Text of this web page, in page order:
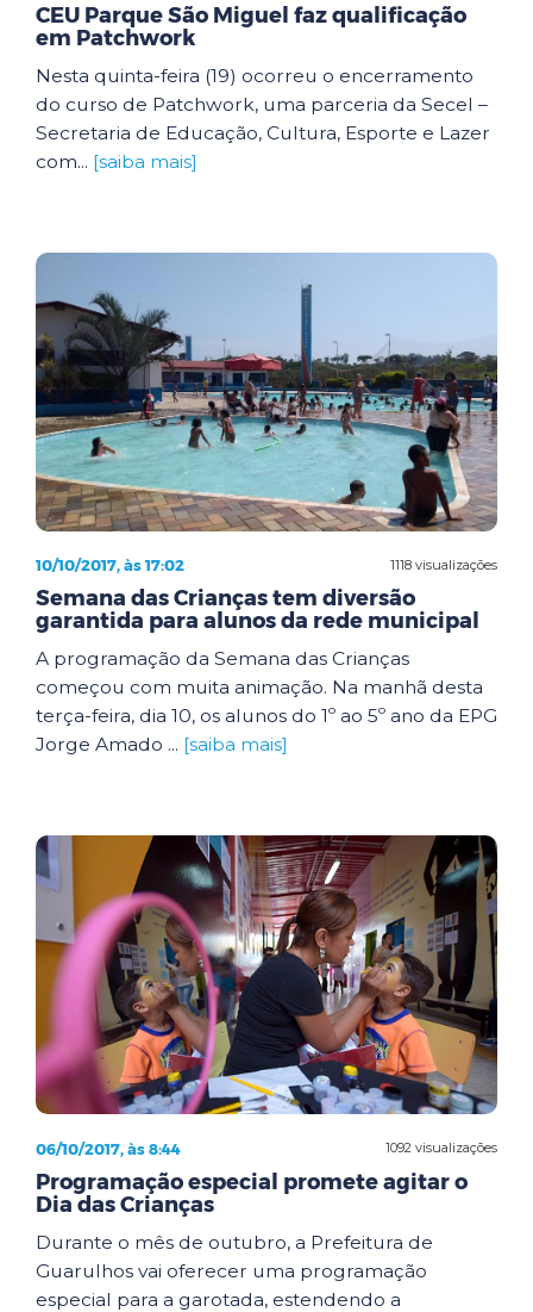
CEU Parque São Miguel faz qualificação
em Patchwork
Nesta quinta-feira (19) ocorreu o encerramento
do curso de Patchwork, uma parceria da Secel –
Secretaria de Educação, Cultura, Esporte e Lazer
com... [saiba mais]
1118 visualizações
10/10/2017, às 17:02
Semana das Crianças tem diversão
garantida para alunos da rede municipal
A programação da Semana das Crianças
começou com muita animação. Na manhã desta
terça-feira, dia 10, os alunos do 1º ao 5º ano da EPG
Jorge Amado ... [saiba mais]
1092 visualizações
06/10/2017, às 8:44
Programação especial promete agitar o
Dia das Crianças
Durante o mês de outubro, a Prefeitura de
Guarulhos vai oferecer uma programação
especial para a garotada, estendendo a